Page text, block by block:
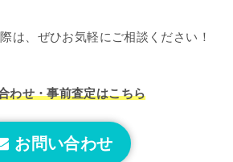
は、ぜひお気軽にご相談ください！
わせ・事前査定はこちら
お問い合わせ